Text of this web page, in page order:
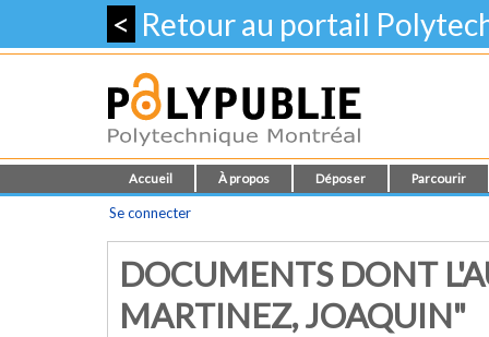
< Retour au portail
Accueil À propos Déposer Parcourir
Se connecter
DOCUMENTS DONT
MARTINEZ, JOAQUIN"